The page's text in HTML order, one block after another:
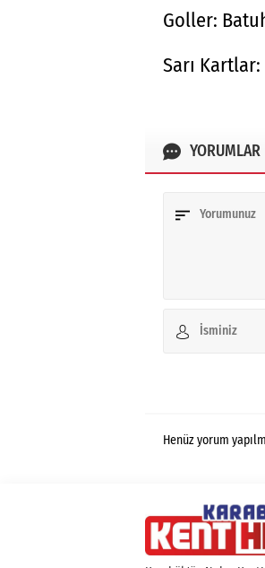
Goller:
Sarı
YORUMLAR
Henüz yorum